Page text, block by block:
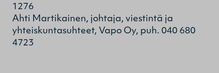
1276
Ahti Martikainen, johtaja, viestintä ja
yhteiskuntasuhteet, Vapo Oy, puh. 040 680
4723